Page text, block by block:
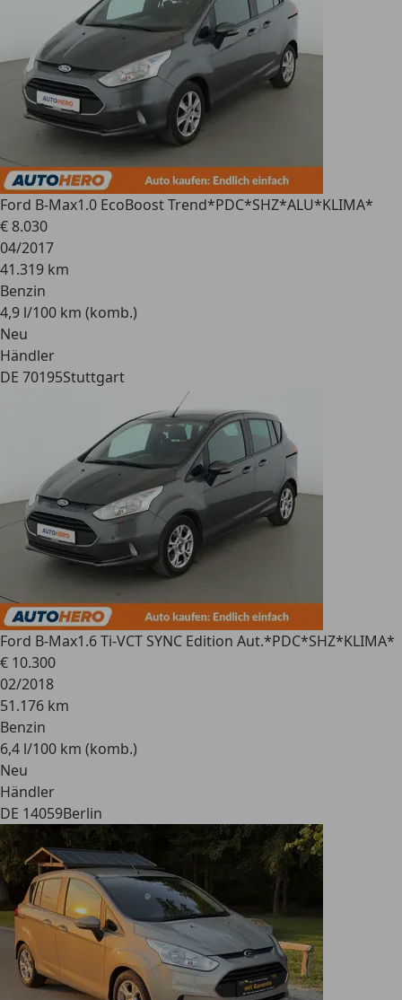
Ford B-Max1.0 EcoBoost Trend*PDC*SHZ*ALU*KLIMA*
€ 8.030
04/2017
41.319 km
Benzin
4,9 l/100 km (komb.)
Neu
Händler
DE 70195Stuttgart
Ford B-Max1.6 Ti-VCT SYNC Edition Aut.*PDC*SHZ*KLIMA*
€ 10.300
02/2018
51.176 km
Benzin
6,4 l/100 km (komb.)
Neu
Händler
DE 14059Berlin